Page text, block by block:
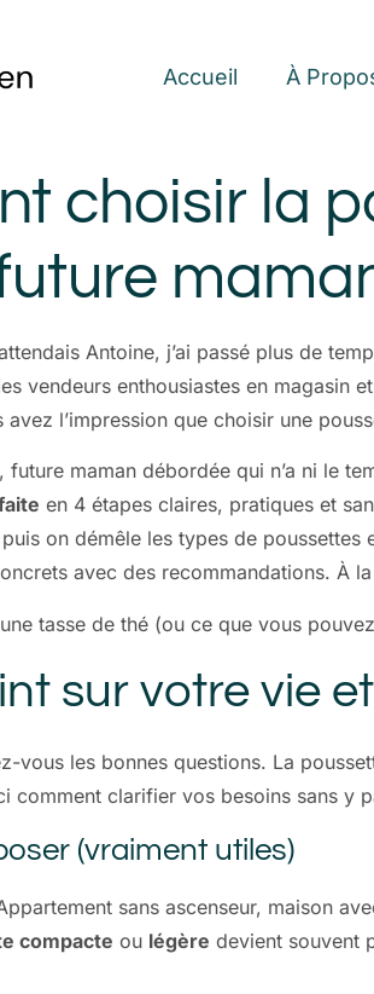
Accueil À
choisir la
Antoine, j’ai passé plus de
vendeurs enthousiastes en magasin
l’impression que choisir une
maman débordée qui n’a ni le
en 4 étapes claires, pratiques et
on démêle les types de
avec des recommandations. À
tasse de thé (ou ce que vous
sur votre vie
vous les bonnes questions. La
comment clarifier vos besoins sans y
(vraiment utiles)
sans ascenseur, maison
compacte ou légère devient souvent